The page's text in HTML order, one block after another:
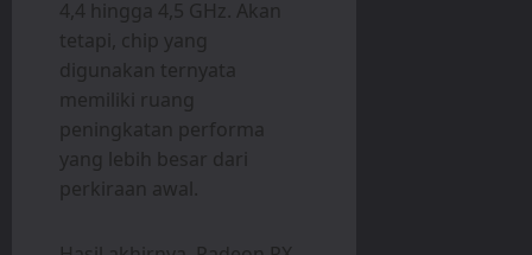
4,4 hingga 4,5 GHz. Akan
tetapi, chip yang
digunakan ternyata
memiliki ruang
peningkatan performa
yang lebih besar dari
perkiraan awal.